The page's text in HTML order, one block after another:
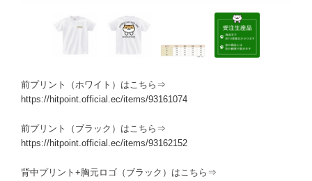
前プリント（ホワイト）はこちら⇒
https://hitpoint.official.ec/items/93161074
前プリント（ブラック）はこちら⇒
https://hitpoint.official.ec/items/93162152
背中プリント+胸元ロゴ（ブラック）はこちら⇒